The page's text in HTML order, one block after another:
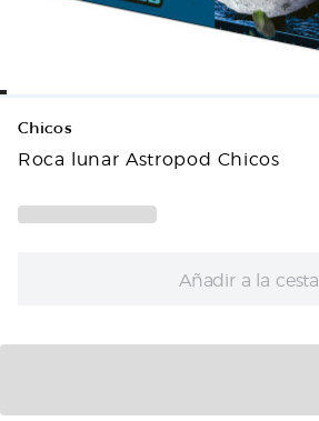
Chicos
Roca lunar Astropod Chicos
Añadir a la cesta